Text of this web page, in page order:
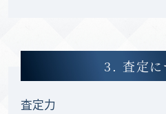
3. 査定に
査定力